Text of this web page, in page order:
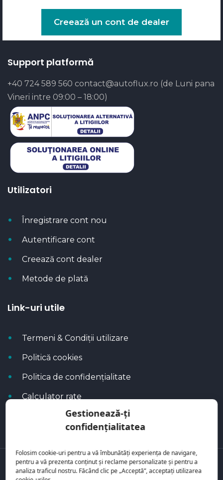
Gestionează-ți
confidențialitatea
Folosim cookie-uri pentru a vă îmbunătăți experiența de navigare,
pentru a vă prezenta conținut și reclame personalizate și pentru a
analiza traficul nostru. Făcând clic pe „Acceptă”, acceptați utilizarea
Creează un cont de dealer
Support platformă
+40 724 589 560 contact@autoflux.ro (de Luni pana
Vineri intre 09:00 – 18:00)
Utilizatori
Înregistrare cont nou
Autentificare cont
Creează cont dealer
Metode de plată
Link-uri utile
Termeni & Condiții utilizare
Politică cookies
Politica de confidențialitate
Calculator rate
Blog Autoflux
Toate mașinile se regăsesc peAutoFlux